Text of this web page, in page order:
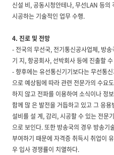
신설 비, 공동시청안테나, 무선LAN 등
시공하는 기술적인 업무 수행.
4. 진로 및 전망
- 전국의 무선국, 전기통신공사업체, 방
기 지, 항공회사, 선박회사 등에 진출할
- 향후에는 유선통신기기보다는 무선통
으로 예상됨에 따라 관련 전문가의 수요
하지 않고 전파를 이용하여 소식이나 정
함께 많 은 발전을 거듭하고 있고 그 응
설비를 설 계, 감리, 시공할 수 있는 전문
으로 보인다. 또한 방송국의 경우 방송기
부여하기 때문에 자격증 취득시 취업이
우 입사 경쟁률이 치열하다.